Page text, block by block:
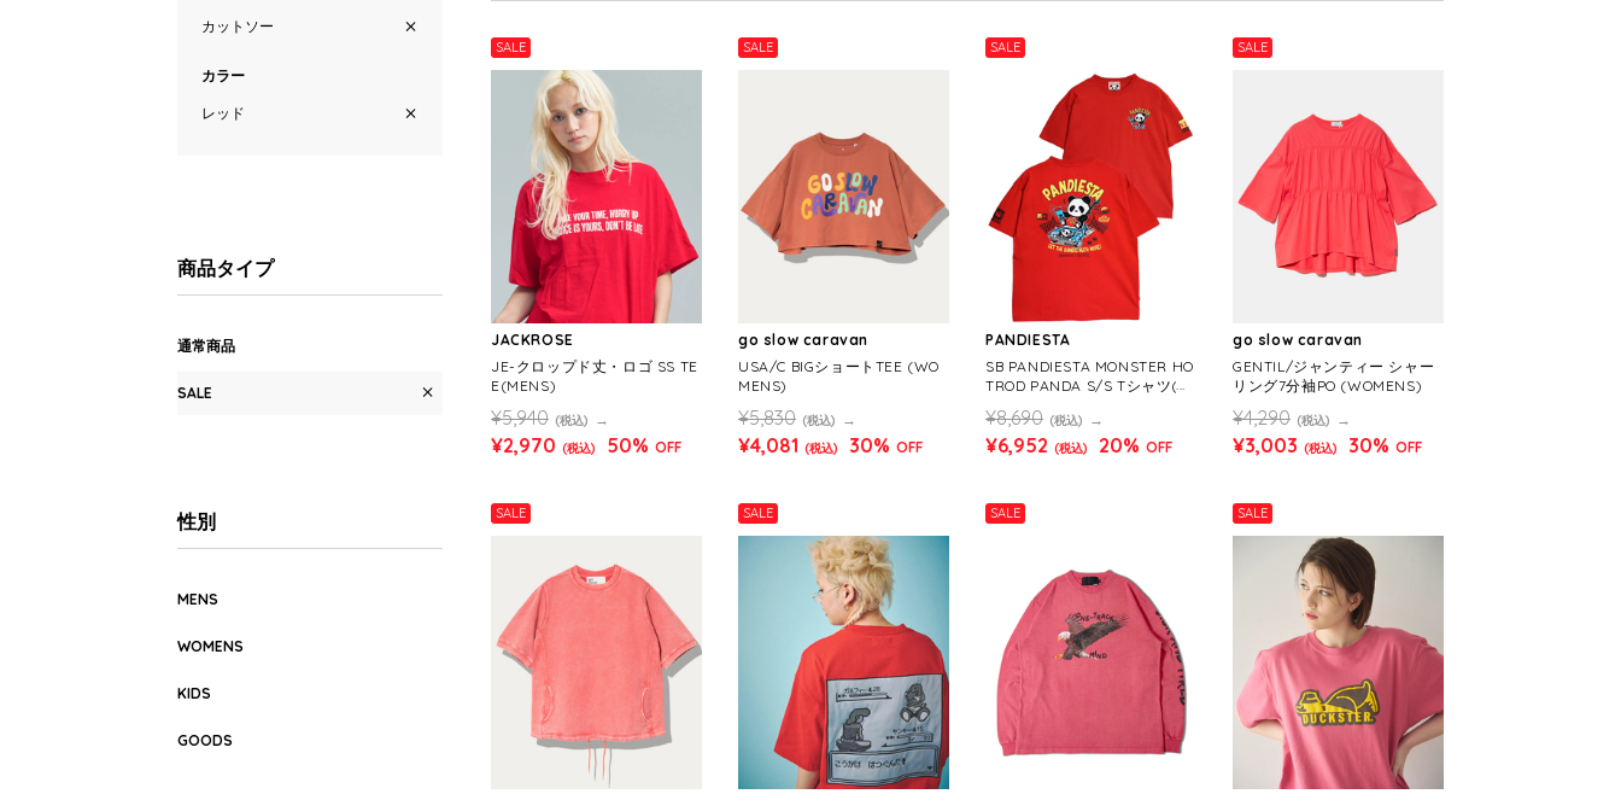
SALE
JACKROSE
JE-クロップド丈・ロゴ SS TE
E(MENS)
¥5,940 (税込)
¥2,970 (税込) 50% OFF
SALE
go slow caravan
USA/C BIGショートTEE (WO
MENS)
¥5,830 (税込)
¥4,081 (税込) 30% OFF
SALE
PANDIESTA
SB PANDIESTA MONSTER HO
TROD PANDA S/S Tシャツ(5
¥8,690 (税込)
¥6,952 (税込) 20% OFF
SALE
go slow caravan
GENTIL/ジャンティー シャー
リング7分袖PO (WOMENS)
¥4,290 (税込)
¥3,003 (税込) 30% OFF
SALE SALE SALE SALE
カットソー
カラー
レッド
商品タイプ
通常商品
SALE
性別
MENS
WOMENS
KIDS
GOODS